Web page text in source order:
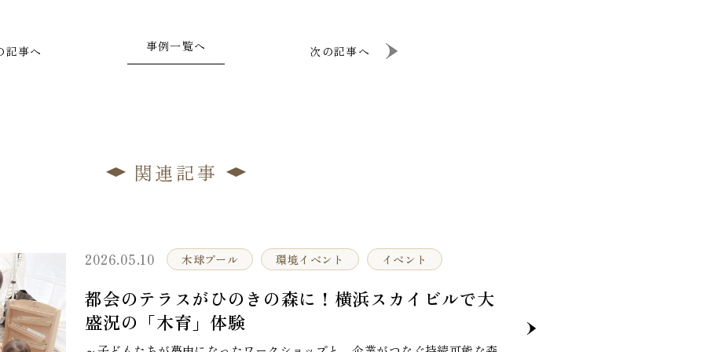
記事へ 事例一覧へ 次の記事へ
関連記事
2026.05.10 木球プール 環境イベント イベント
都会のテラスがひのきの森に！横浜スカイビルで大
盛況の「木育」体験